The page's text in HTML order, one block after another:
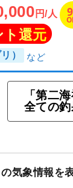
ラバ・ス
人以上の申
10,000円
「第二
全ての
気象情報を